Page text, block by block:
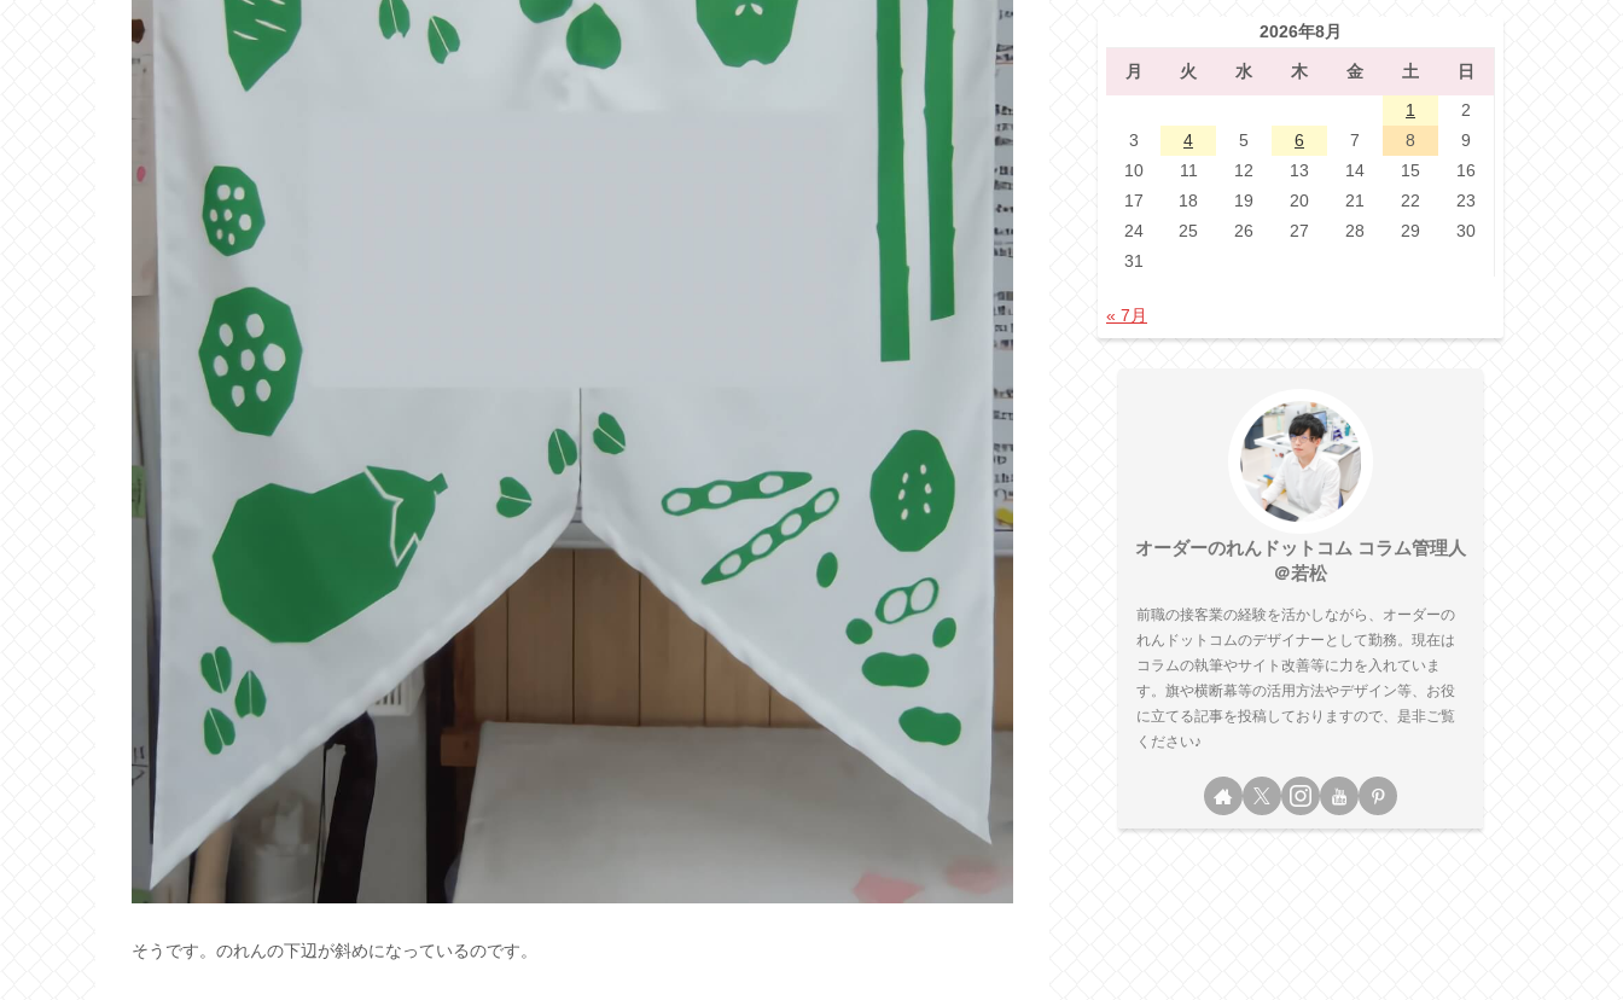
そうです。のれんの下辺が斜めになっているのです。
2026年8月
月 火 水 木 金 土
日
1
2
3
4 5 6 7 8
9
10
11 12 13 14 15
16
17
18 19 20 21 22
23
24
25 26 27 28 29
30
31
« 7月
オーダーのれんドットコム コラム管理人
＠若松
前職の接客業の経験を活かしながら、オーダーの
れんドットコムのデザイナーとして勤務。現在は
コラムの執筆やサイト改善等に力を入れていま
す。旗や横断幕等の活用方法やデザイン等、お役
に立てる記事を投稿しておりますので、是非ご覧
ください♪